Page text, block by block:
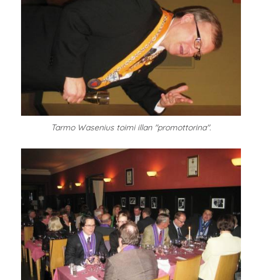
Tarmo Wasenius toimi illan "promottorina".